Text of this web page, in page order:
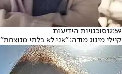
12:59סוכנויות הידיעות
קיילי מינוג מודה: "אני לא בלתי מנוצחת"